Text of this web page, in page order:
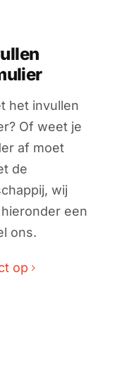
voor stap
het invullen
Of weet je
af moet
de
wij
een
ons.
op